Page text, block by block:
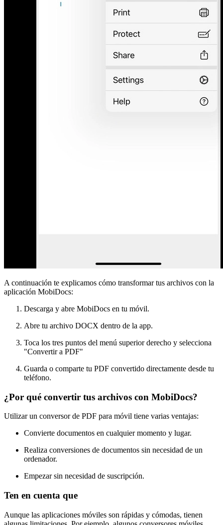
A continuación te explicamos cómo transformar tus archivos con la
aplicación MobiDocs:
Descarga y abre MobiDocs en tu móvil.
Abre tu archivo DOCX dentro de la app.
Toca los tres puntos del menú superior derecho y selecciona
"Convertir a PDF"
Guarda o comparte tu PDF convertido directamente desde tu
teléfono.
¿Por qué convertir tus archivos con MobiDocs?
Utilizar un conversor de PDF para móvil tiene varias ventajas:
Convierte documentos en cualquier momento y lugar.
Realiza conversiones de documentos sin necesidad de un
ordenador.
Empezar sin necesidad de suscripción.
Ten en cuenta que
Aunque las aplicaciones móviles son rápidas y cómodas, tienen